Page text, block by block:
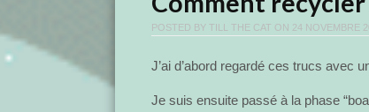
POSTED BY TILL THE CAT ON 24 NOVEMBRE
J’ai d’abord regardé ces trucs avec
Je suis ensuite passé à la phase